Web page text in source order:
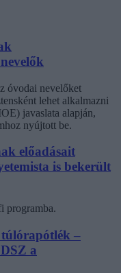
óvodai nevelőket
lehet alkalmazni
javaslata alapján,
nyújtott be.
előadásait
is bekerült
programba.
–
a